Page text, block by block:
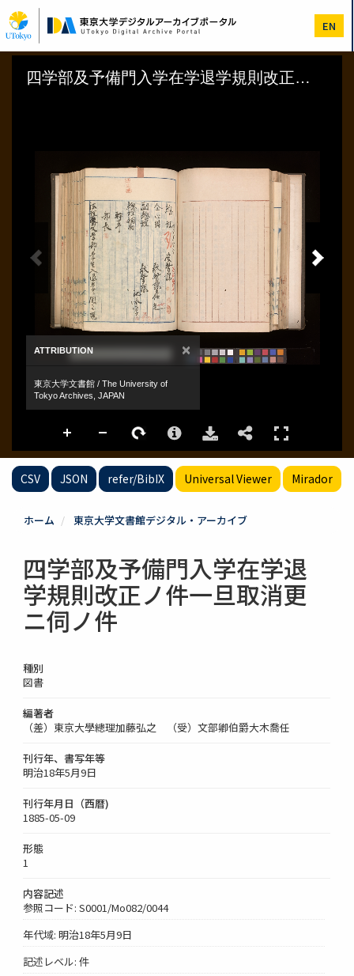
イ
ン
コ
EN
CSV JSON refer/BibIX Universal Viewer Mirador
ホーム 東京大学文書館デジタル・アーカイブ
四学部及予備門入学在学退
学規則改正ノ件一旦取消更
ニ伺ノ件
種別
図書
編著者
（差）東京大學總理加藤弘之 （受）文部卿伯爵大木喬任
刊行年、書写年等
明治18年5月9日
刊行年月日（西暦)
1885-05-09
形態
1
内容記述
参照コード: S0001/Mo082/0044
年代域: 明治18年5月9日
記述レベル: 件